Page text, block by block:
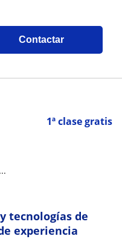
Contactar
1ª clase gratis
tecnologías de
experiencia